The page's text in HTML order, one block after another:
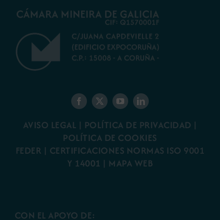
AVISO LEGAL | POLÍTICA DE PRIVACIDAD |
POLÍTICA DE COOKIES
FEDER | CERTIFICACIONES NORMAS ISO 9001
Y 14001 | MAPA WEB
CON EL APOYO DE: